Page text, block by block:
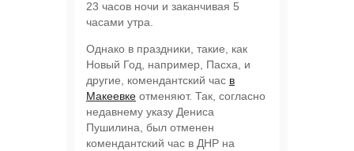
23 часов ночи и заканчивая 5
часами утра.
Однако в праздники, такие, как
Новый Год, например, Пасха, и
другие, комендантский час в
Макеевке отменяют. Так, согласно
недавнему указу Дениса
Пушилина, был отменен
комендантский час в ДНР на